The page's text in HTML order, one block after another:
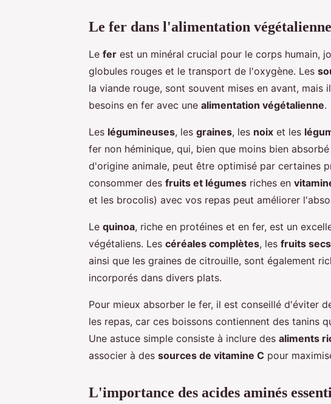
Le fer dans l'alimentation végétalienne
Le fer est un minéral crucial pour le corps humain,
globules rouges et le transport de l'oxygène. Les
la viande rouge, sont souvent mises en avant,
besoins en fer avec une alimentation végétalienne.
Les légumineuses, les graines, les noix et les
fer non héminique, qui, bien que moins bien
d'origine animale, peut être optimisé par certaines
consommer des fruits et légumes riches en
et les brocolis) avec vos repas peut améliorer
Le quinoa, riche en protéines et en fer, est un
végétaliens. Les céréales complètes, les fruits secs
ainsi que les graines de citrouille, sont également
incorporés dans divers plats.
Pour mieux absorber le fer, il est conseillé d'éviter
les repas, car ces boissons contiennent des tanins
Une astuce simple consiste à inclure des aliments
associer à des sources de vitamine C pour
L'importance des acides aminés